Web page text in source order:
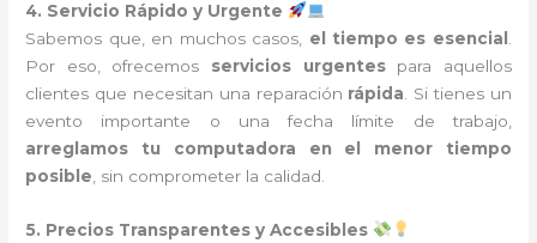
4. Servicio Rápido y Urgente
Sabemos que, en muchos casos, el tiempo es esencial
Por eso, ofrecemos servicios urgentespara aquellos
clientes que necesitan una reparación rápida . Si tienes un
evento importante o una fecha límite de trabajo,
arreglamos tu computadora en el menor tiempo
posible , sin comprometer la calidad.
5. Precios Transparentes y Accesibles